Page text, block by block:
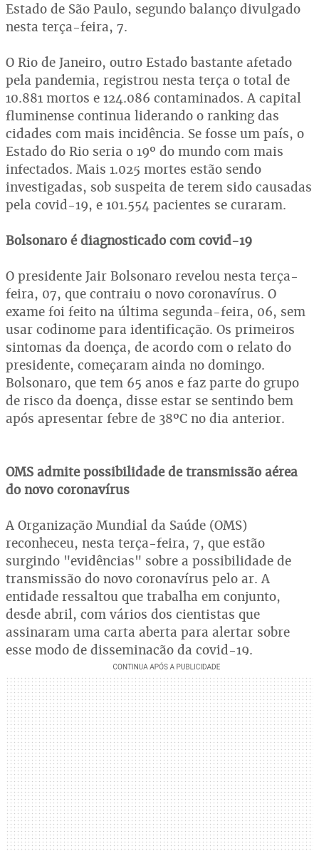
Estado de São Paulo, segundo balanço divulgado
nesta terça-feira, 7.
O Rio de Janeiro, outro Estado bastante afetado
pela pandemia, registrou nesta terça o total de
10.881 mortos e 124.086 contaminados. A capital
fluminense continua liderando o ranking das
cidades com mais incidência. Se fosse um país, o
Estado do Rio seria o 19º do mundo com mais
infectados. Mais 1.025 mortes estão sendo
investigadas, sob suspeita de terem sido causadas
pela covid-19, e 101.554 pacientes se curaram.
Bolsonaro é diagnosticado com covid-19
O presidente Jair Bolsonaro revelou nesta terça-
feira, 07, que contraiu o novo coronavírus. O
exame foi feito na última segunda-feira, 06, sem
usar codinome para identificação. Os primeiros
sintomas da doença, de acordo com o relato do
presidente, começaram ainda no domingo.
Bolsonaro, que tem 65 anos e faz parte do grupo
de risco da doença, disse estar se sentindo bem
após apresentar febre de 38ºC no dia anterior.
OMS admite possibilidade de transmissão aérea
do novo coronavírus
A Organização Mundial da Saúde (OMS)
reconheceu, nesta terça-feira, 7, que estão
surgindo "evidências" sobre a possibilidade de
transmissão do novo coronavírus pelo ar. A
entidade ressaltou que trabalha em conjunto,
desde abril, com vários dos cientistas que
assinaram uma carta aberta para alertar sobre
esse modo de disseminação da covid-19.